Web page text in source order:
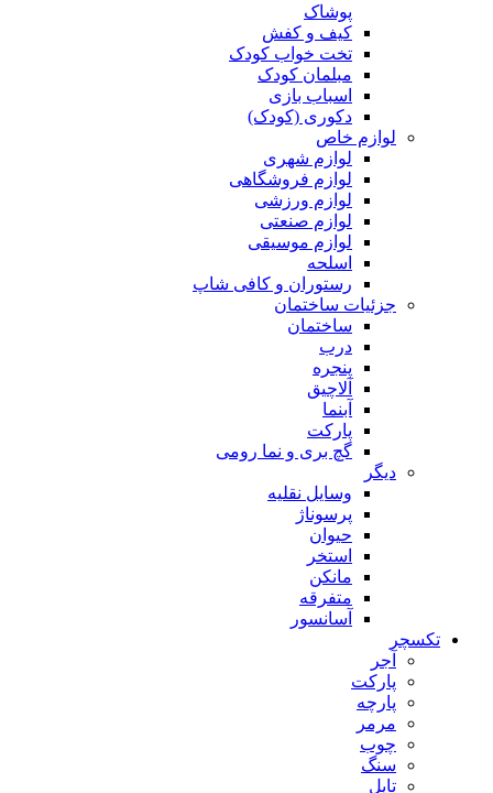
پوشاک
کیف و کفش
تخت خواب کودک
مبلمان کودک
اسباب بازی
دکوری (کودک)
لوازم خاص
لوازم شهری
لوازم فروشگاهی
لوازم ورزشی
لوازم صنعتی
لوازم موسیقی
اسلحه
رستوران و کافی شاپ
جزئیات ساختمان
ساختمان
درب
پنجره
آلاچیق
آبنما
پارکت
گچ بری و نما رومی
دیگر
وسایل نقلیه
پرسوناژ
حیوان
استخر
مانکن
متفرقه
آسانسور
تکسچر
آجر
پارکت
پارچه
مرمر
چوب
سنگ
تایل